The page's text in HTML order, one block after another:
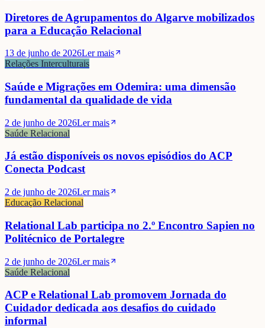
Diretores de Agrupamentos do Algarve mobilizados
para a Educação Relacional
13 de junho de 2026Ler mais
Relações Interculturais
Saúde e Migrações em Odemira: uma dimensão
fundamental da qualidade de vida
2 de junho de 2026Ler mais
Saúde Relacional
Já estão disponíveis os novos episódios do ACP
Conecta Podcast
2 de junho de 2026Ler mais
Educação Relacional
Relational Lab participa no 2.º Encontro Sapien no
Politécnico de Portalegre
2 de junho de 2026Ler mais
Saúde Relacional
ACP e Relational Lab promovem Jornada do
Cuidador dedicada aos desafios do cuidado
informal